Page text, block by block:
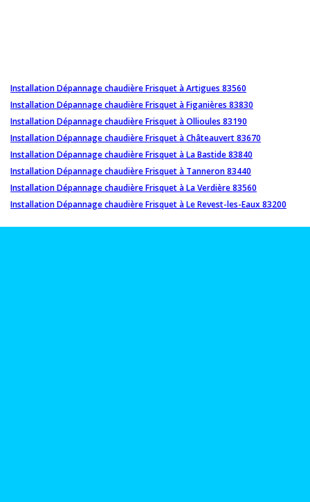
Installation Dépannage chaudière Frisquet à Artigues 83560
Installation Dépannage chaudière Frisquet à Figanières 83830
Installation Dépannage chaudière Frisquet à Ollioules 83190
Installation Dépannage chaudière Frisquet à Châteauvert 83670
Installation Dépannage chaudière Frisquet à La Bastide 83840
Installation Dépannage chaudière Frisquet à Tanneron 83440
Installation Dépannage chaudière Frisquet à La Verdière 83560
Installation Dépannage chaudière Frisquet à Le Revest-les-Eaux 83200